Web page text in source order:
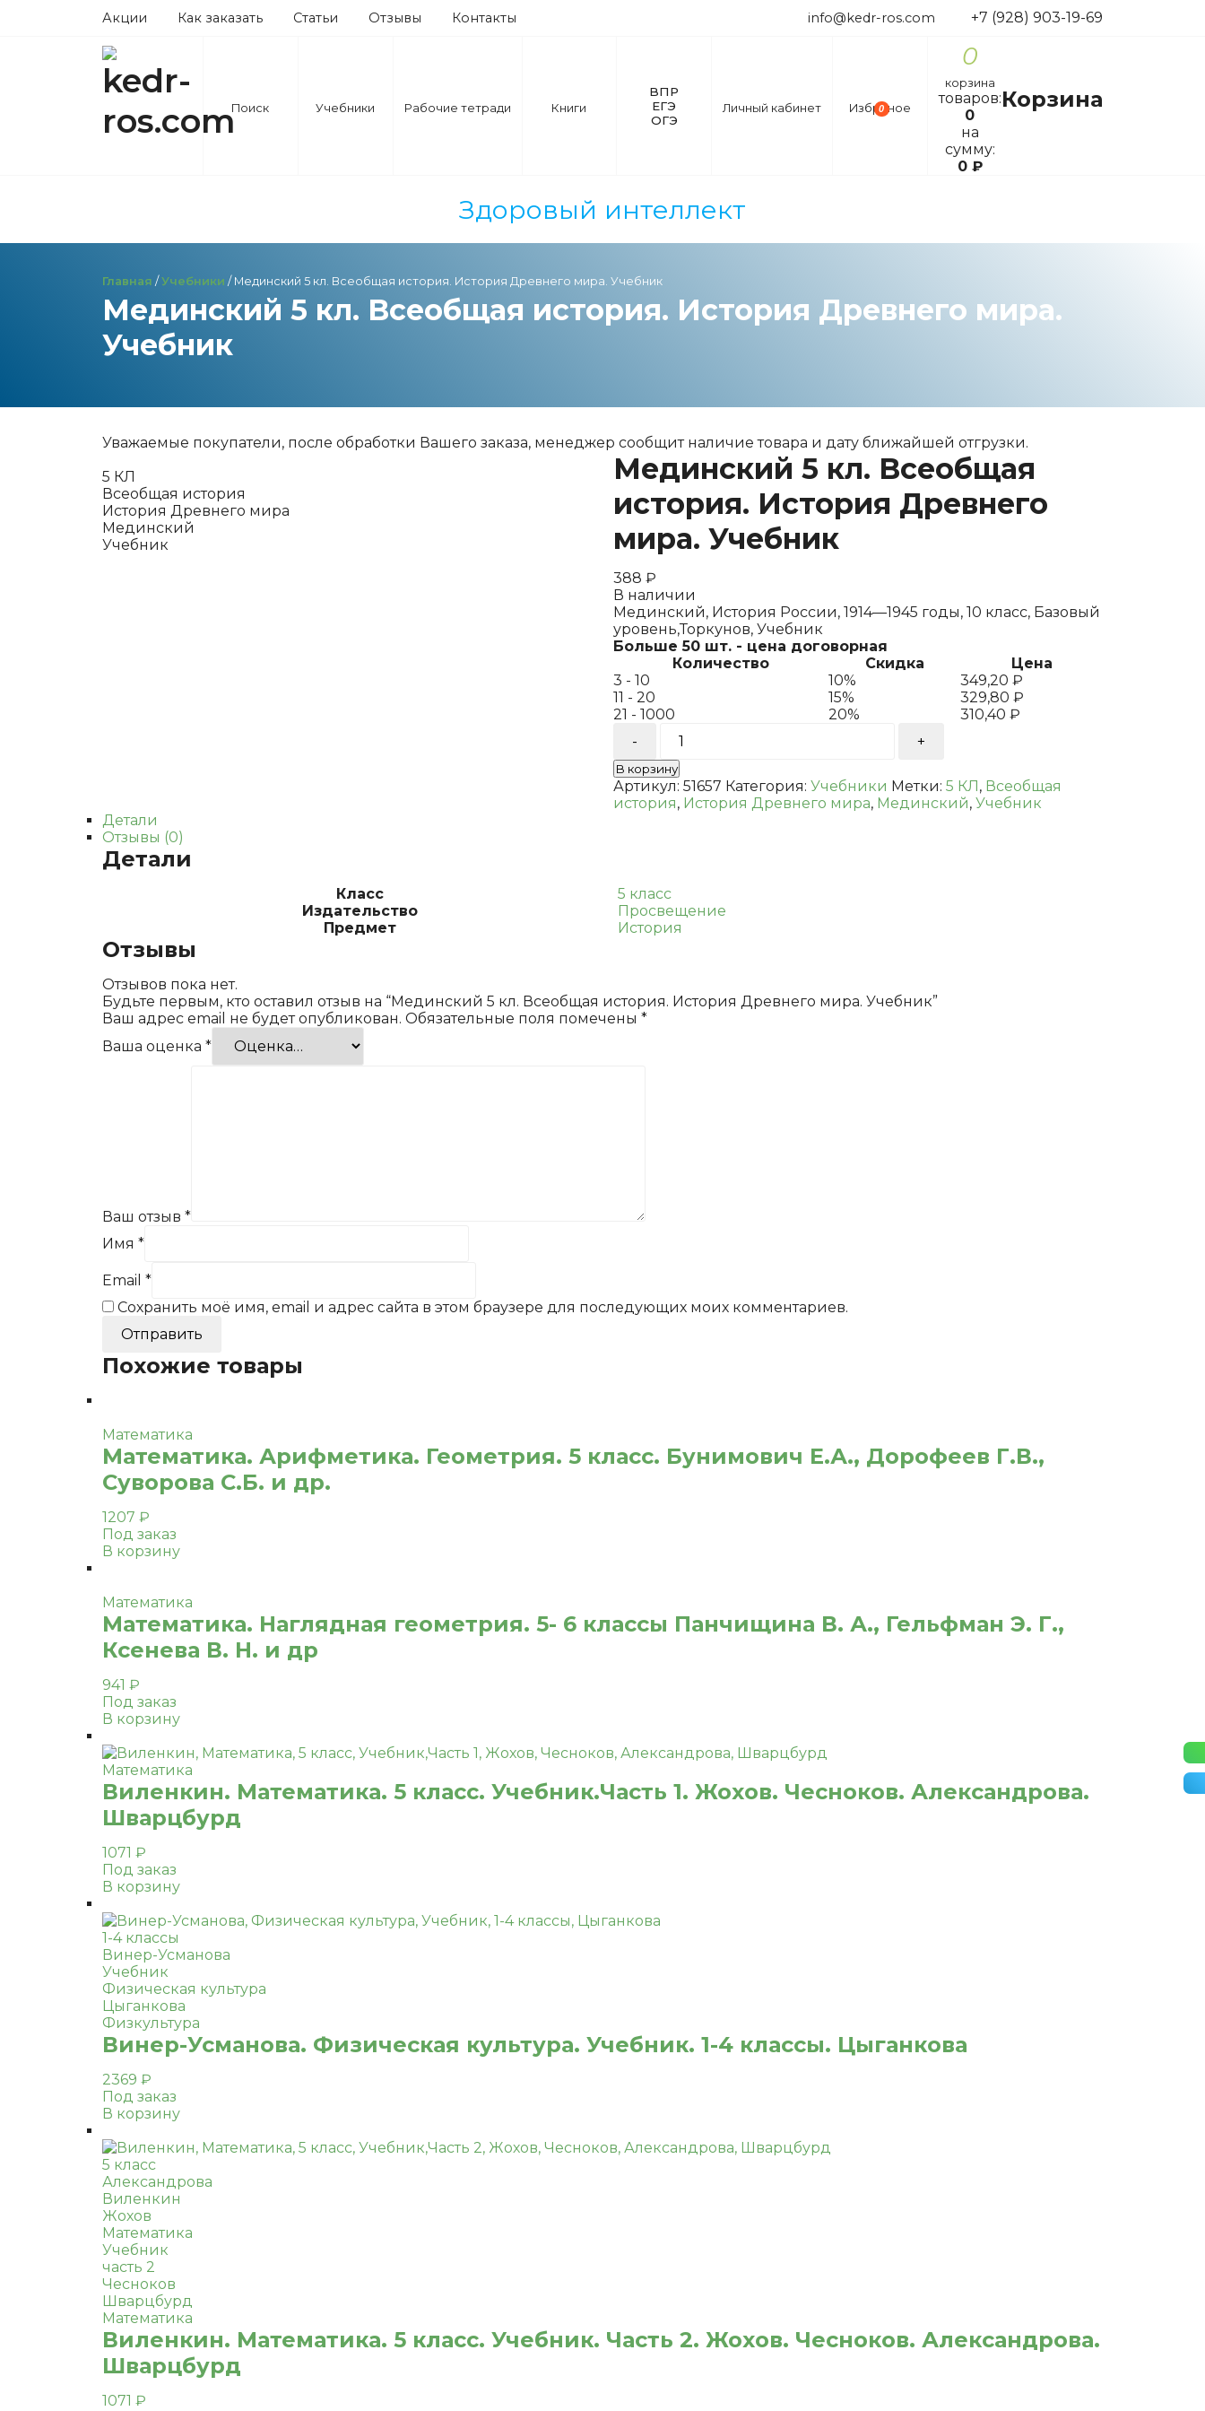
Акции Как заказать Статьи Отзывы Контакты info@kedr-ros.com +7 (928) 903-19-69
Поиск Учебники Рабочие тетради Книги
ВПР
ЕГЭ
ОГЭ
Личный кабинет 0
Избраное
0
корзина
товаров:
0
на
сумму:
0 ₽
Корзина
Здоровый интеллект
Главная / Учебники / Мединский 5 кл. Всеобщая история. История Древнего мира. Учебник
Мединский 5 кл. Всеобщая история. История Древнего мира.
Учебник
Уважаемые покупатели, после обработки Вашего заказа, менеджер сообщит наличие товара и дату ближайшей отгрузки.
5 КЛ
Всеобщая история
История Древнего мира
Мединский
Учебник
Мединский 5 кл. Всеобщая
история. История Древнего
мира. Учебник
388 ₽
В наличии
Мединский, История России, 1914—1945 годы, 10 класс, Базовый
уровень,Торкунов, Учебник
Больше 50 шт. - цена договорная
Количество
Скидка
Цена
3 - 10
10% 349,20 ₽
11 - 20
15% 329,80 ₽
21 - 1000
20% 310,40 ₽
товара
Мединский
5
кл.
Всеобщая
Учебник
В корзину
Артикул: 51657 Категория: Учебники Метки: 5 КЛ, Всеобщая
история, История Древнего мира, Мединский, Учебник
Детали
Отзывы (0)
Детали
Класс
5 класс
Издательство
Просвещение
Предмет
История
Отзывы
Отзывов пока нет.
Будьте первым, кто оставил отзыв на “Мединский 5 кл. Всеобщая история. История Древнего мира. Учебник”
Ваш адрес email не будет опубликован. Обязательные поля помечены *
Ваша оценка *
Ваш отзыв *
Имя *
Email *
Сохранить моё имя, email и адрес сайта в этом браузере для последующих моих комментариев.
Похожие товары
Математика
Математика. Арифметика. Геометрия. 5 класс. Бунимович Е.А., Дорофеев Г.В.,
Суворова С.Б. и др.
1207 ₽
Под заказ
В корзину
Математика
Математика. Наглядная геометрия. 5- 6 классы Панчищина В. А., Гельфман Э. Г.,
Ксенева В. Н. и др
941 ₽
Под заказ
В корзину
Математика
Виленкин. Математика. 5 класс. Учебник.Часть 1. Жохов. Чесноков. Александрова.
Шварцбурд
1071 ₽
Под заказ
В корзину
1-4 классы
Винер-Усманова
Учебник
Физическая культура
Цыганкова
Физкультура
Винер-Усманова. Физическая культура. Учебник. 1-4 классы. Цыганкова
2369 ₽
Под заказ
В корзину
5 класс
Александрова
Виленкин
Жохов
Математика
Учебник
часть 2
Чесноков
Шварцбурд
Математика
Виленкин. Математика. 5 класс. Учебник. Часть 2. Жохов. Чесноков. Александрова.
Шварцбурд
1071 ₽